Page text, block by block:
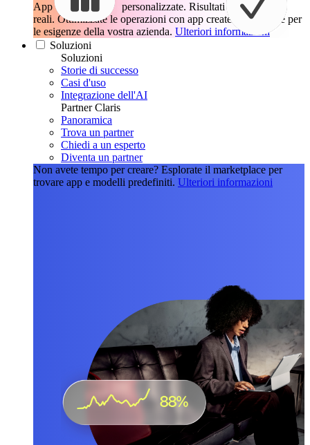
App
personalizzate. Risultati
reali. Ottimizzate le operazioni con app create esattamente per
le esigenze della vostra azienda. Ulteriori informazioni
Soluzioni
Soluzioni
Storie di successo
Casi d'uso
Integrazione dell'AI
Partner Claris
Panoramica
Trova un partner
Chiedi a un esperto
Diventa un partner
Non avete tempo per creare? Esplorate il marketplace per
trovare app e modelli predefiniti. Ulteriori informazioni